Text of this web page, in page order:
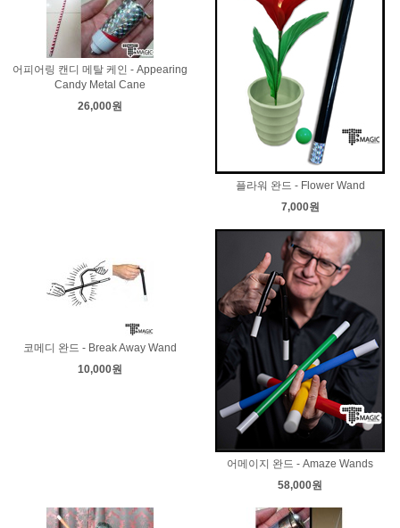
어피어링 캔디 메탈 케인 - Appearing
Candy Metal Cane
26,000원
플라워 완드 - Flower Wand
7,000원
코메디 완드 - Break Away Wand
10,000원
어메이지 완드 - Amaze Wands
58,000원